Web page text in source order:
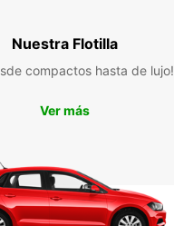
Nuestra Flotilla
compactos hasta de lujo!
Ver más